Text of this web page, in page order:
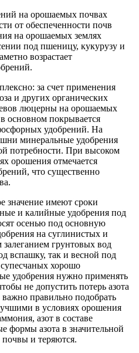
на орошаемых почвах
от обеспеченности почв
на орошаемых землях
под пшеницу, кукурузу и
возрастает
за счет применения
и других органических
люцерны на орошаемых
основном покрывается
удобрений. На
минеральные удобрения
потребности. При высоком
орошения отмечается
что существенно
значение имеют сроки
и калийные удобрения под
осенью под основную
на суглинистых и
грунтовых вод
вспашку, так и весной под
хорошо
удобрения нужно применять
не допустить потерь азота
правильно подобрать
в условиях орошения
азот в составе
формы азота в значительной
и теряются.